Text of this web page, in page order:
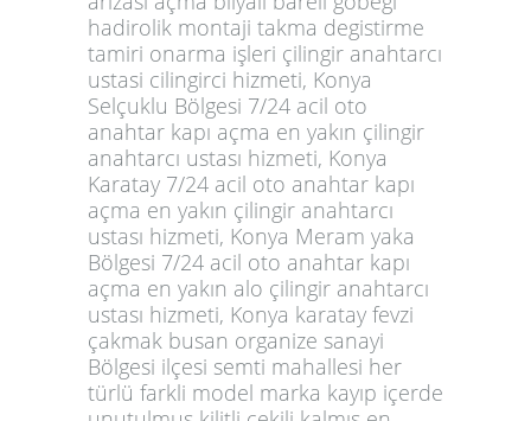
hadirolik montaji takma degistirme
tamiri onarma işleri çilingir anahtarcı
ustasi cilingirci hizmeti, Konya
Selçuklu Bölgesi 7/24 acil oto
anahtar kapı açma en yakın çilingir
anahtarcı ustası hizmeti, Konya
Karatay 7/24 acil oto anahtar kapı
açma en yakın çilingir anahtarcı
ustası hizmeti, Konya Meram yaka
Bölgesi 7/24 acil oto anahtar kapı
açma en yakın alo çilingir anahtarcı
ustası hizmeti, Konya karatay fevzi
çakmak busan organize sanayi
Bölgesi ilçesi semti mahallesi her
türlü farkli model marka kayıp içerde